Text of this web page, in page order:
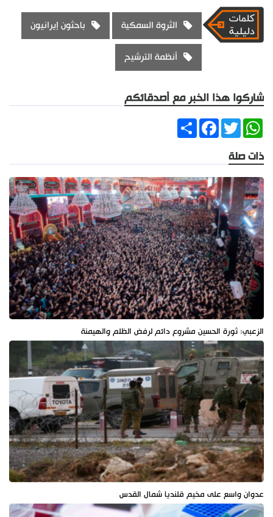
الثروة السمكية باحثون إيرانيون
أنظمة الترشيح
شاركوا هذا الخبر مع أصدقائكم
ShareFacebookTwitter
WhatsApp
ذات صلة
الزعبي: ثورة الحسين مشروع دائم لرفض الظلم والهيمنة
عدوان واسع على مخيم قلنديا شمال القدس